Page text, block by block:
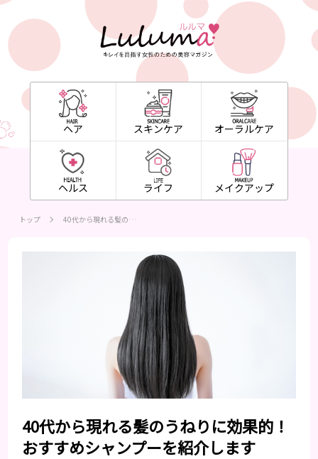
ヘア スキンケア オーラルケア
ヘルス ライフ メイクアップ
トップ 40代から現れる髪の…
40代から現れる髪のうねりに効果的！
おすすめシャンプーを紹介します